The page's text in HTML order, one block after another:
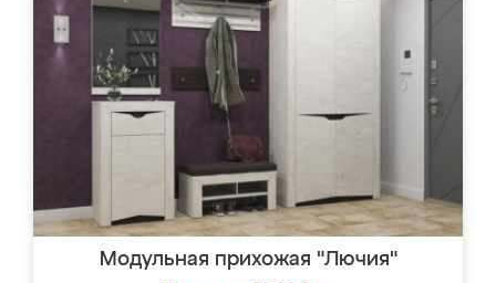
Модульная прихожая "Лючия"